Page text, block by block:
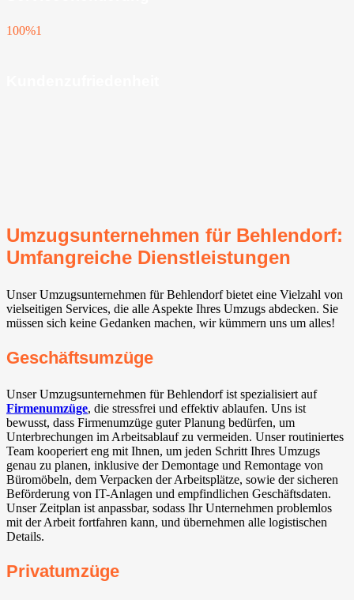
100%1
Umzugsunternehmen für Behlendorf:
Umfangreiche Dienstleistungen
Unser Umzugsunternehmen für Behlendorf bietet eine Vielzahl von
vielseitigen Services, die alle Aspekte Ihres Umzugs abdecken. Sie
müssen sich keine Gedanken machen, wir kümmern uns um alles!
Geschäftsumzüge
Unser Umzugsunternehmen für Behlendorf ist spezialisiert auf
Firmenumzüge, die stressfrei und effektiv ablaufen. Uns ist
bewusst, dass Firmenumzüge guter Planung bedürfen, um
Unterbrechungen im Arbeitsablauf zu vermeiden. Unser routiniertes
Team kooperiert eng mit Ihnen, um jeden Schritt Ihres Umzugs
genau zu planen, inklusive der Demontage und Remontage von
Büromöbeln, dem Verpacken der Arbeitsplätze, sowie der sicheren
Beförderung von IT-Anlagen und empfindlichen Geschäftsdaten.
Unser Zeitplan ist anpassbar, sodass Ihr Unternehmen problemlos
mit der Arbeit fortfahren kann, und übernehmen alle logistischen
Details.
Privatumzüge